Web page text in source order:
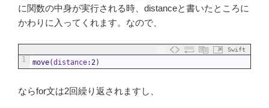
に関数の中身が実行される時、distanceと書いたところに
かわりに入ってくれます。なので、
Swift
1 move(distance: 2)
ならfor文は2回繰り返されますし、